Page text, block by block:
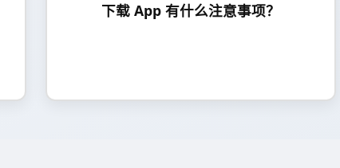
下载 App 有什么注意事项？
装后可在设置中开启通知权限，以接收开赛提醒